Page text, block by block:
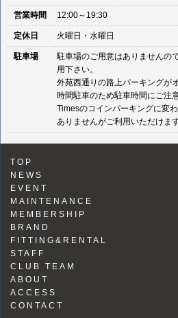
営業時間 12:00～19:30
定休日 火曜日・水曜日
駐車場
駐車場のご用意はありませんの
用下さい。
外苑西通りの路上パーキングが
時間駐車のため駐車時間にご注
Timesのコインパーキングに変
ありませんがご利用いただけま
TOP
NEWS
EVENT
MAINTENANCE
MEMBERSHIP
BRAND
FITTING&RENTAL
STAFF
CLUB TEAM
ABOUT
ACCESS
CONTACT